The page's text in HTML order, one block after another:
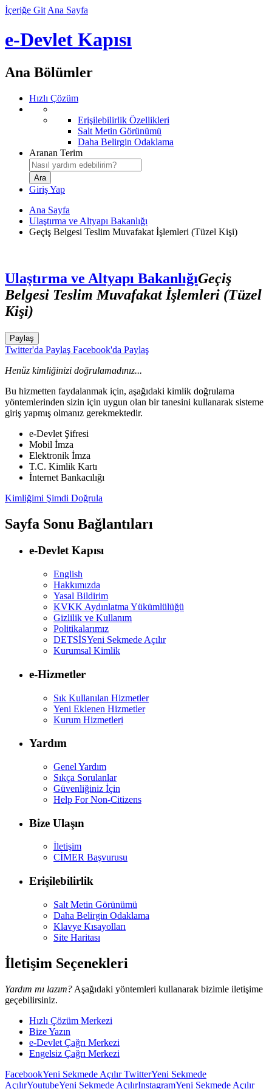
İçeriğe Git Ana Sayfa
e-Devlet Kapısı
Ana Bölümler
Hızlı Çözüm
Erişilebilirlik Özellikleri
Salt Metin Görünümü
Daha Belirgin Odaklama
Aranan Terim
Giriş Yap
Ana Sayfa
Ulaştırma ve Altyapı Bakanlığı
Geçiş Belgesi Teslim Muvafakat İşlemleri (Tüzel Kişi)
Ulaştırma ve Altyapı BakanlığıGeçiş
Belgesi Teslim Muvafakat İşlemleri (Tüzel
Kişi)
Paylaş
Twitter'da Paylaş Facebook'da Paylaş
Henüz kimliğinizi doğrulamadınız...
Bu hizmetten faydalanmak için, aşağıdaki kimlik doğrulama
yöntemlerinden sizin için uygun olan bir tanesini kullanarak sisteme
giriş yapmış olmanız gerekmektedir.
e-Devlet Şifresi
Mobil İmza
Elektronik İmza
T.C. Kimlik Kartı
İnternet Bankacılığı
Kimliğimi Şimdi Doğrula
Sayfa Sonu Bağlantıları
e-Devlet Kapısı
English
Hakkımızda
Yasal Bildirim
KVKK Aydınlatma Yükümlülüğü
Gizlilik ve Kullanım
Politikalarımız
DETSİSYeni Sekmede Açılır
Kurumsal Kimlik
e-Hizmetler
Sık Kullanılan Hizmetler
Yeni Eklenen Hizmetler
Kurum Hizmetleri
Yardım
Genel Yardım
Sıkça Sorulanlar
Güvenliğiniz İçin
Help For Non-Citizens
Bize Ulaşın
İletişim
CİMER Başvurusu
Erişilebilirlik
Salt Metin Görünümü
Daha Belirgin Odaklama
Klavye Kısayolları
Site Haritası
İletişim Seçenekleri
Yardım mı lazım? Aşağıdaki yöntemleri kullanarak bizimle iletişime
geçebilirsiniz.
Hızlı Çözüm Merkezi
Bize Yazın
e-Devlet Çağrı Merkezi
Engelsiz Çağrı Merkezi
FacebookYeni Sekmede AçılırTwitterYeni Sekmede
AçılırYoutubeYeni Sekmede AçılırInstagramYeni Sekmede Açılır